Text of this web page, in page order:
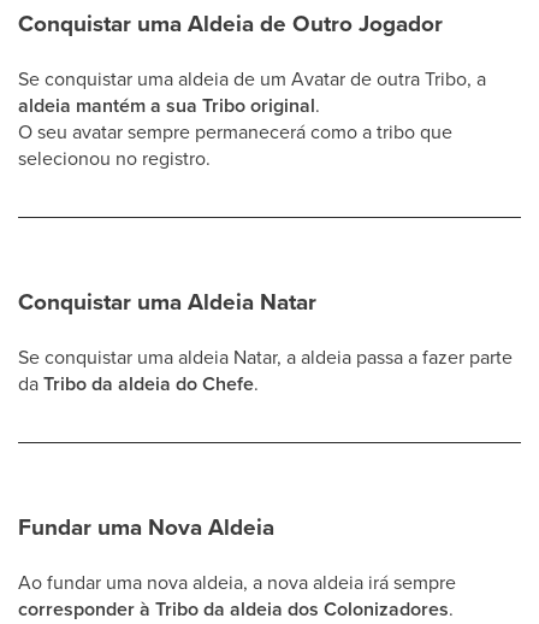
Conquistar uma Aldeia de Outro Jogador
Se conquistar uma aldeia de um Avatar de outra Tribo, a
aldeia mantém a sua Tribo original.
O seu avatar sempre permanecerá como a tribo que
selecionou no registro.
Conquistar uma Aldeia Natar
Se conquistar uma aldeia Natar, a aldeia passa a fazer parte
daTribo da aldeia do Chefe.
Fundar uma Nova Aldeia
Ao fundar uma nova aldeia, a nova aldeia irá sempre
corresponder à Tribo da aldeia dos Colonizadores.